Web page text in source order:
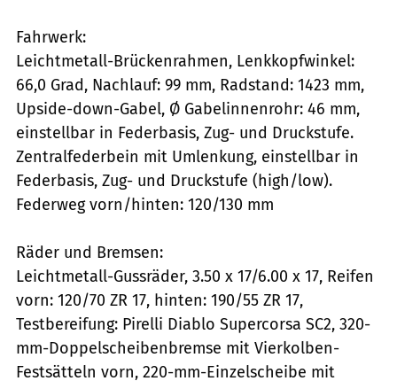
Fahrwerk:
Leichtmetall-Brückenrahmen, Lenkkopfwinkel:
66,0 Grad, Nachlauf: 99 mm, Radstand: 1423 mm,
Upside-down-Gabel, Ø Gabelinnenrohr: 46 mm,
einstellbar in Federbasis, Zug- und Druckstufe.
Zentralfederbein mit Umlenkung, einstellbar in
Federbasis, Zug- und Druckstufe (high/low).
Federweg vorn/hinten: 120/130 mm
Räder und Bremsen:
Leichtmetall-Gussräder, 3.50 x 17/6.00 x 17, Reifen
vorn: 120/70 ZR 17, hinten: 190/55 ZR 17,
Testbereifung: Pirelli Diablo Supercorsa SC2, 320-
mm-Doppelscheibenbremse mit Vierkolben-
Festsätteln vorn, 220-mm-Einzelscheibe mit